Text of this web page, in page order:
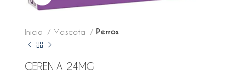
Inicio Mascota Perros
CERENIA 24MG